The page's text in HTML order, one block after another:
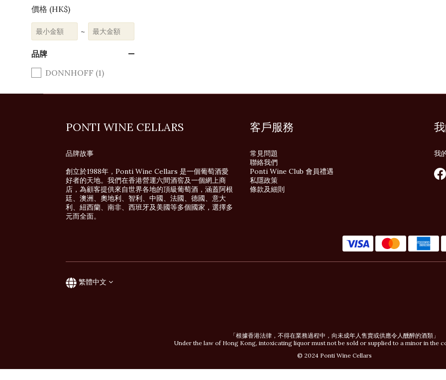
價格 (HK$)
~
品牌
DONNHOFF (1)
PONTI WINE CELLARS
品牌故事
創立於1988年，Ponti Wine Cellars 是一個葡萄酒愛
好者的天地。我們在香港營運六間酒窖及一個網上商
店，為顧客提供來自世界各地的頂級葡萄酒，涵蓋阿根
廷、澳洲、奧地利、智利、中國、法國、德國、意大
利、紐西蘭、南非、西班牙及美國等多個國家，選擇多
元而全面。
客戶服務
常見問題
聯絡我們
Ponti Wine Club 會員禮遇
私隱政策
條款及細則
我
繁體中文
「根據香港法律，不得在業務過程中，向未成年人售賣或供應令人醺醉的酒類」
Under the law of Hong Kong, intoxicating liquor must not be sold or supplied to a minor in the
© 2024 Ponti Wine Cellars